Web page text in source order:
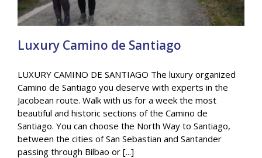
Luxury Camino de Santiago
General
Luxury Camino de Santiago
LUXURY CAMINO DE SANTIAGO The luxury organized
Camino de Santiago you deserve with experts in the
Jacobean route. Walk with us for a week the most
beautiful and historic sections of the Camino de
Santiago. You can choose the North Way to Santiago,
between the cities of San Sebastian and Santander
passing through Bilbao or [...]